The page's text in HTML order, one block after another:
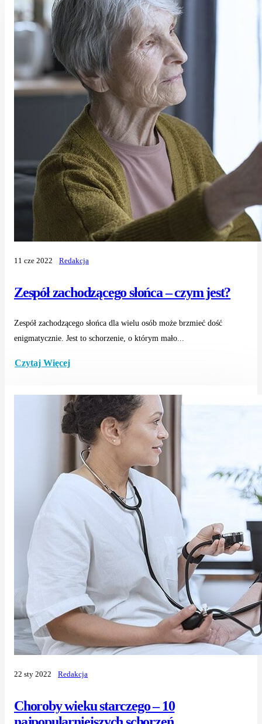
Zespół zachodzącego słońca – czym jest?
11 cze 2022 Redakcja
Zespół zachodzącego słońca dla wielu osób może brzmieć dość
enigmatycznie. Jest to schorzenie, o którym mało...
Czytaj Więcej
Choroby wieku starczego – 10
22 sty 2022 Redakcja